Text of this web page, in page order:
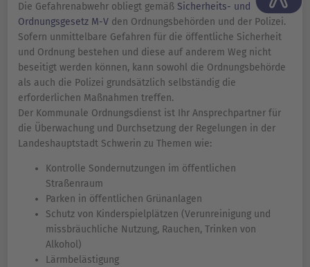
Die Gefahrenabwehr obliegt gemäß Sicherheits- und
Ordnungsgesetz M-V den Ordnungsbehörden und der Polizei.
Sofern unmittelbare Gefahren für die öffentliche Sicherheit
und Ordnung bestehen und diese auf anderem Weg nicht
beseitigt werden können, kann sowohl die Ordnungsbehörde
als auch die Polizei grundsätzlich selbständig die
erforderlichen Maßnahmen treffen.
Der Kommunale Ordnungsdienst ist Ihr Ansprechpartner für
die Überwachung und Durchsetzung der Regelungen in der
Landeshauptstadt Schwerin zu Themen wie:
Kontrolle Sondernutzungen im öffentlichen
Straßenraum
Parken in öffentlichen Grünanlagen
Schutz von Kinderspielplätzen (Verunreinigung und
missbräuchliche Nutzung, Rauchen, Trinken von
Alkohol)
Lärmbelästigung